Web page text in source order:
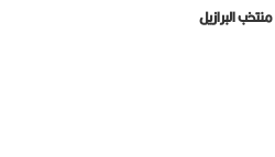
منتخب البرازيل